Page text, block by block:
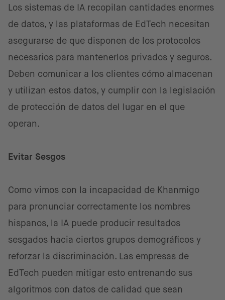
Los sistemas de IA recopilan cantidades enormes
de datos, y las plataformas de EdTech necesitan
asegurarse de que disponen de los protocolos
necesarios para mantenerlos privados y seguros.
Deben comunicar a los clientes cómo almacenan
y utilizan estos datos, y cumplir con la legislación
de protección de datos del lugar en el que
operan.
Evitar Sesgos
Como vimos con la incapacidad de Khanmigo
para pronunciar correctamente los nombres
hispanos, la IA puede producir resultados
sesgados hacia ciertos grupos demográficos y
reforzar la discriminación. Las empresas de
EdTech pueden mitigar esto entrenando sus
algoritmos con datos de calidad que sean